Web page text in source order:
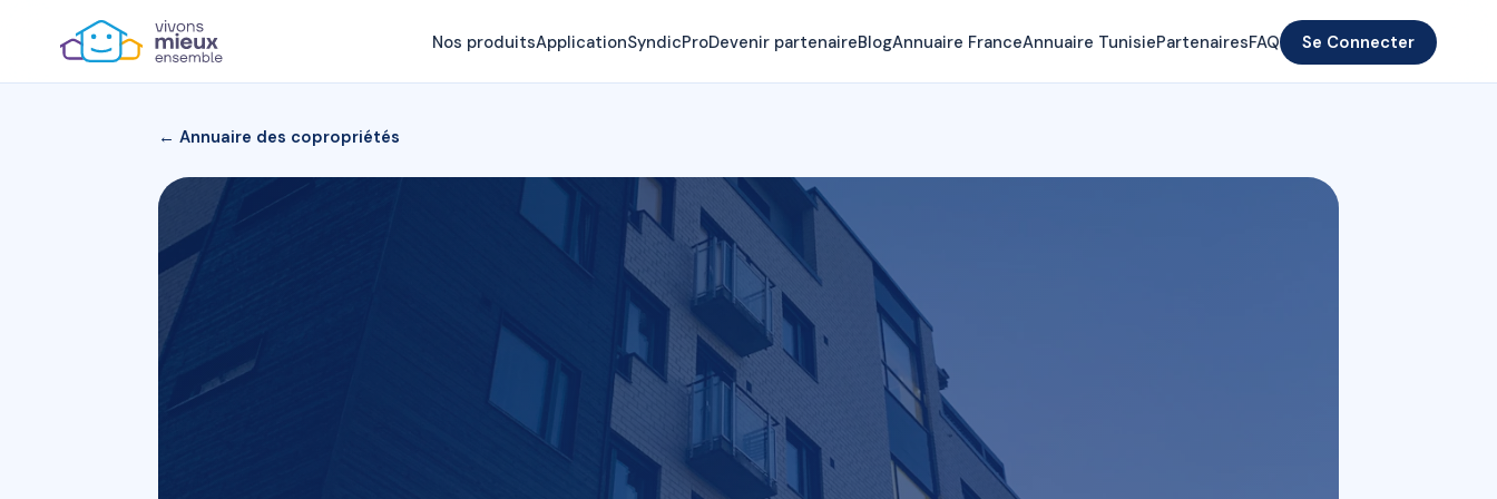
Nos produitsApplicationSyndicProDevenir partenaireBlogAnnuaire FranceAnnuaire TunisiePartenairesFAQ Se Connecter
← Annuaire des copropriétés